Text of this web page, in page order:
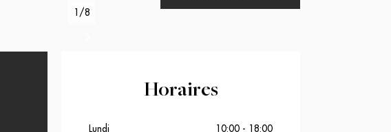
1 /8
Horaires
Lundi
10:00 - 18:00